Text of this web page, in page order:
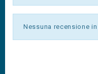
Nessuna recensione